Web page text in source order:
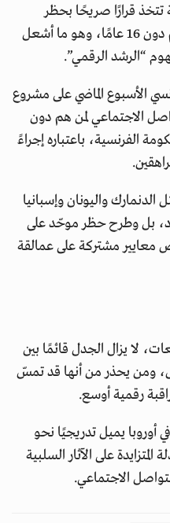
تتخذ قرارًا صريحًا بحظر
وسائل التواصل الاجتماعي لمن هم دون 16 عامًا، وهو ما أشعل
“الرشد الرقمي”.
الأسبوع الماضي على مشروع
الاجتماعي لمن هم دون
الفرنسية، باعتباره إجراءً
واليونان وإسبانيا
بل وطرح حظر موحّد على
معايير مشتركة على عمالقة
لا يزال الجدل قائمًا بين
ومن يحذر من أنها قد تمسّ
رقمية أوسع.
أوروبا يميل تدريجيًا نحو
على الآثار السلبية
الاجتماعي.